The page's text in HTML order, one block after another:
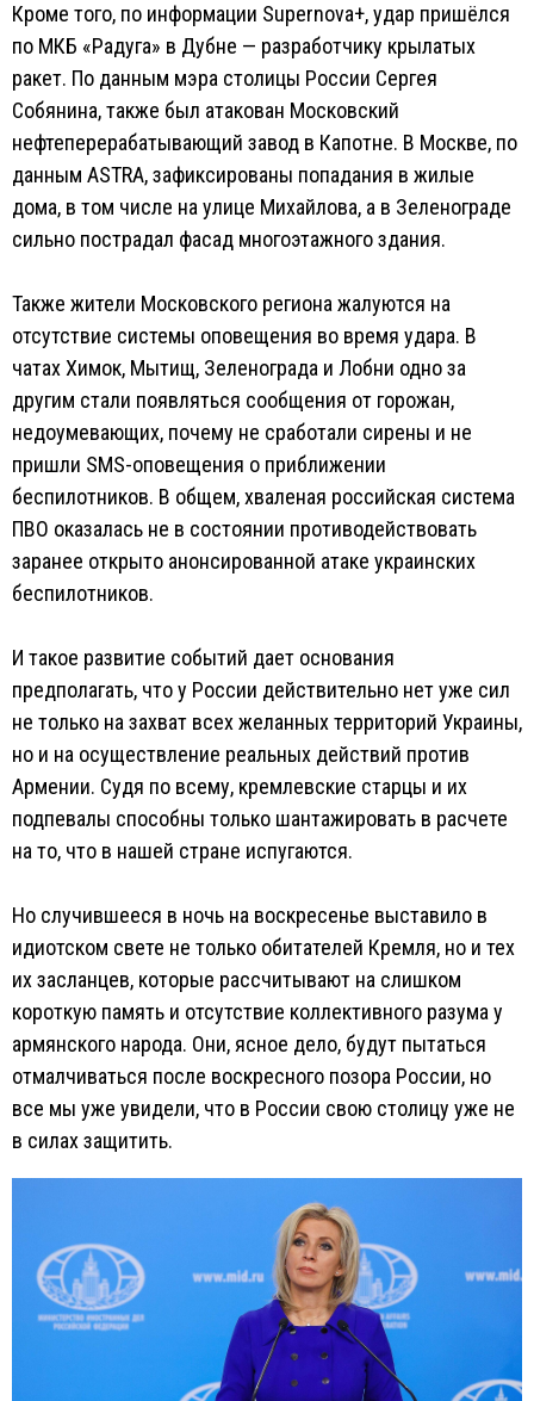
Кроме того, по информации Supernova+, удар пришёлся
по МКБ «Радуга» в Дубне — разработчику крылатых
ракет. По данным мэра столицы России Сергея
Собянина, также был атакован Московский
нефтеперерабатывающий завод в Капотне. В Москве, по
данным ASTRA, зафиксированы попадания в жилые
дома, в том числе на улице Михайлова, а в Зеленограде
сильно пострадал фасад многоэтажного здания.
Также жители Московского региона жалуются на
отсутствие системы оповещения во время удара. В
чатах Химок, Мытищ, Зеленограда и Лобни одно за
другим стали появляться сообщения от горожан,
недоумевающих, почему не сработали сирены и не
пришли SMS-оповещения о приближении
беспилотников. В общем, хваленая российская система
ПВО оказалась не в состоянии противодействовать
заранее открыто анонсированной атаке украинских
беспилотников.
И такое развитие событий дает основания
предполагать, что у России действительно нет уже сил
не только на захват всех желанных территорий Украины,
но и на осуществление реальных действий против
Армении. Судя по всему, кремлевские старцы и их
подпевалы способны только шантажировать в расчете
на то, что в нашей стране испугаются.
Но случившееся в ночь на воскресенье выставило в
идиотском свете не только обитателей Кремля, но и тех
их засланцев, которые рассчитывают на слишком
короткую память и отсутствие коллективного разума у
армянского народа. Они, ясное дело, будут пытаться
отмалчиваться после воскресного позора России, но
все мы уже увидели, что в России свою столицу уже не
в силах защитить.